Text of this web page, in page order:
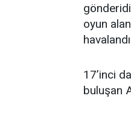
oyun
17’inci
buluşan